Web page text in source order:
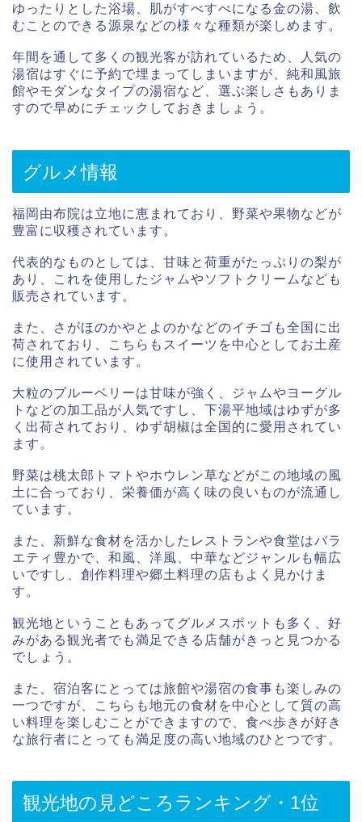
ゆったりとした浴場、肌がすべすべになる金の湯、飲
むことのできる源泉などの様々な種類が楽しめます。
年間を通して多くの観光客が訪れているため、人気の
湯宿はすぐに予約で埋まってしまいますが、純和風旅
館やモダンなタイプの湯宿など、選ぶ楽しさもありま
すので早めにチェックしておきましょう。
グルメ情報
福岡由布院は立地に恵まれており、野菜や果物などが
豊富に収穫されています。
代表的なものとしては、甘味と荷重がたっぷりの梨が
あり、これを使用したジャムやソフトクリームなども
販売されています。
また、さがほのかやとよのかなどのイチゴも全国に出
荷されており、こちらもスイーツを中心としてお土産
に使用されています。
大粒のブルーベリーは甘味が強く、ジャムやヨーグル
トなどの加工品が人気ですし、下湯平地域はゆずが多
く出荷されており、ゆず胡椒は全国的に愛用されてい
ます。
野菜は桃太郎トマトやホウレン草などがこの地域の風
土に合っており、栄養価が高く味の良いものが流通し
ています。
また、新鮮な食材を活かしたレストランや食堂はバラ
エティ豊かで、和風、洋風、中華などジャンルも幅広
いですし、創作料理や郷土料理の店もよく見かけま
す。
観光地ということもあってグルメスポットも多く、好
みがある観光者でも満足できる店舗がきっと見つかる
でしょう。
また、宿泊客にとっては旅館や湯宿の食事も楽しみの
一つですが、こちらも地元の食材を中心として質の高
い料理を楽しむことができますので、食べ歩きが好き
な旅行者にとっても満足度の高い地域のひとつです。
観光地の見どころランキング・1位